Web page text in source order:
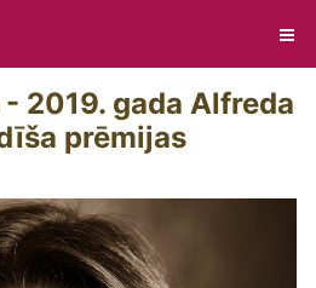
2019. gada Alfreda
prēmijas